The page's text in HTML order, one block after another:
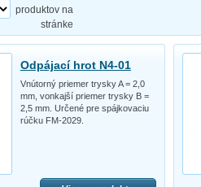
produktov na
stránke
Odpájací hrot N4-01
Vnútorný priemer trysky A = 2,0
mm, vonkajší priemer trysky B =
2,5 mm. Určené pre spájkovaciu
rúčku FM-2029.